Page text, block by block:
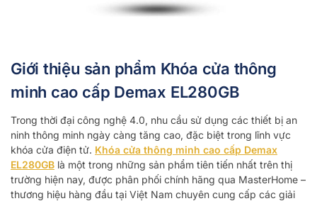
Giới thiệu sản phẩm Khóa cửa thông
minh cao cấp Demax EL280GB
Trong thời đại công nghệ 4.0, nhu cầu sử dụng các thiết bị an
ninh thông minh ngày càng tăng cao, đặc biệt trong lĩnh vực
khóa cửa điện tử. Khóa cửa thông minh cao cấp Demax
EL280GB là một trong những sản phẩm tiên tiến nhất trên thị
trường hiện nay, được phân phối chính hãng qua MasterHome –
thương hiệu hàng đầu tại Việt Nam chuyên cung cấp các giải